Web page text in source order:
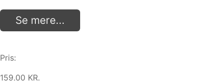
Se mere...
Pris:
159.00 KR.